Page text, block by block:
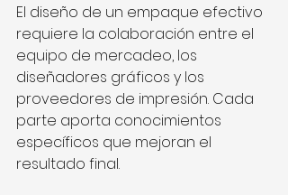
El diseño de un empaque efectivo
requiere la colaboración entre el
equipo de mercadeo, los
diseñadores gráficos y los
proveedores de impresión. Cada
parte aporta conocimientos
específicos que mejoran el
resultado final.